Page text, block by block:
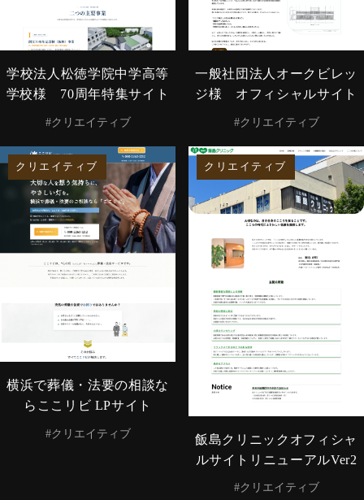
学校法人松徳学院中学高等
学校様 70周年特集サイト
#クリエイティブ
一般社団法人オークビレッ
ジ様 オフィシャルサイト
#クリエイティブ
クリエイティブ
横浜で葬儀・法要の相談な
らここリビ LPサイト
#クリエイティブ
クリエイティブ
飯島クリニックオフィシャ
ルサイトリニューアルVer2
#クリエイティブ